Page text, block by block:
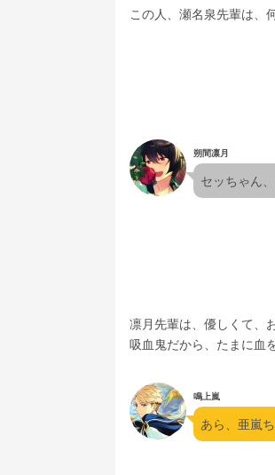
この人、瀬名泉先輩は、
朔間凛月
セッちゃん
凛月先輩は、優しくて、
吸血鬼だから、たまに血
鳴上嵐
あら、亜嵐